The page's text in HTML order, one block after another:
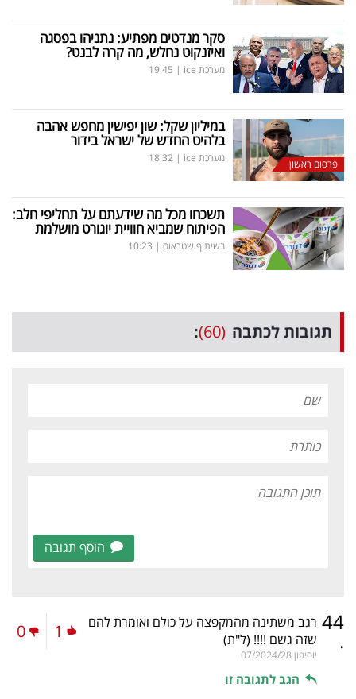
סקר מנדטים מפתיע: נתניהו בפסגה
ואיזנקוט נחלש, מה קרה לבנט?
מערכת ice |
19:45
פרסום ראשון
במיליון שקל: שון יפישין מחפש אהבה
בלהיט החדש של ישראל בידור
מערכת ice |
18:32
תשכחו מכל מה שידעתם על תחליפי חלב:
הפיתוח שמביא חוויית יוגורט מושלמת
בשיתוף שטראוס |
10:23
תגובות לכתבה (60)
:
הוסף תגובה
44
.
רגב משתינה מהמקפצה על כולם ואומרת להם
שזה גשם !!!! (ל"ת)
יוסיפון 07/2024/28
הגב לתגובה זו
1
0